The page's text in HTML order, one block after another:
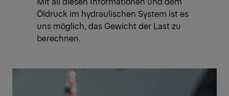
Öldruck im hydraulischen System ist es
uns möglich, das Gewicht der Last zu
berechnen.